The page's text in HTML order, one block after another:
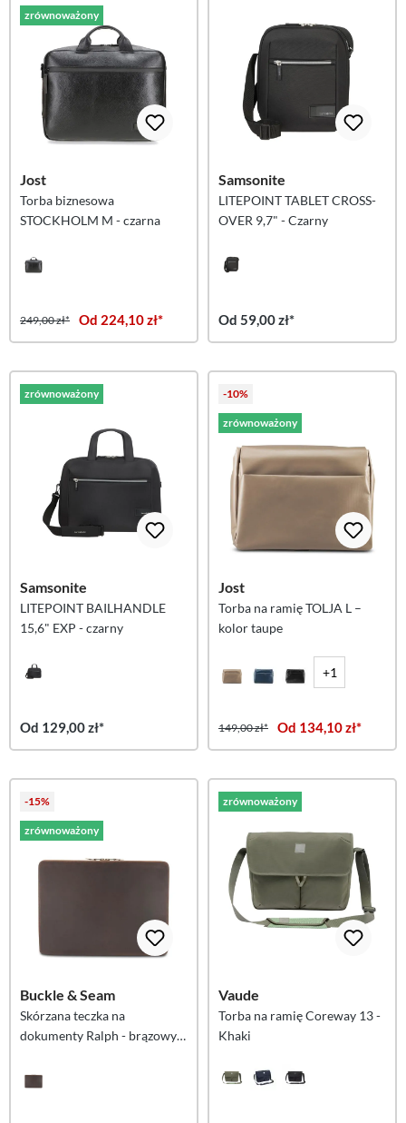
zrównoważony
Jost
Torba biznesowa
STOCKHOLM M - czarna
249,00 zł* Od 224,10 zł*
Samsonite
LITEPOINT TABLET CROSS-
OVER 9,7" - Czarny
Od 59,00 zł*
zrównoważony
Samsonite
LITEPOINT BAILHANDLE
15,6" EXP - czarny
Od 129,00 zł*
-10%
zrównoważony
Jost
Torba na ramię TOLJA L –
kolor taupe
+1
149,00 zł* Od 134,10 zł*
-15%
zrównoważony
Buckle & Seam
Skórzana teczka na
dokumenty Ralph - brązowy /
zrównoważony
Vaude
Torba na ramię Coreway 13 -
Khaki